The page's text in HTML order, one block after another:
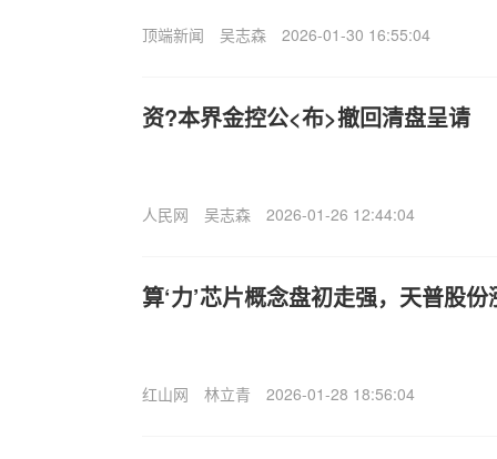
顶端新闻 吴志森 2026-01-30 16:55:04
资?本界金控公<布>撤回清盘呈请
人民网 吴志森 2026-01-26 12:44:04
算‘力’芯片概念盘初走强，天普股份
红山网 林立青 2026-01-28 18:56:04